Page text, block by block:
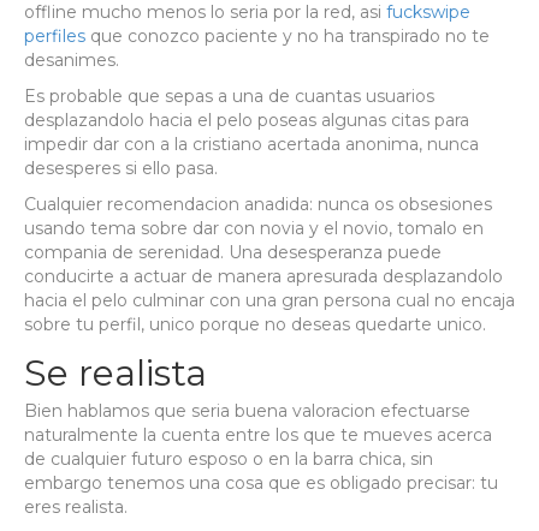
offline mucho menos lo seri­a por la red, asi fuckswipe
perfiles que conozco paciente y no ha transpirado no te
desanimes.
Es probable que sepas a una de cuantas usuarios
desplazandolo hacia el pelo poseas algunas citas para
impedir dar con a la cristiano acertada anonima, nunca
desesperes si ello pasa.
Cualquier recomendacion anadida: nunca os obsesiones
usando tema sobre dar con novia y el novio, tomalo en
compania de serenidad. Una desesperanza puede
conducirte a actuar de manera apresurada desplazandolo
hacia el pelo culminar con una gran persona cual no encaja
sobre tu perfil, unico porque no deseas quedarte unico.
Se realista
Bien hablamos que seri­a buena valoracion efectuarse
naturalmente la cuenta entre los que te mueves acerca
de cualquier futuro esposo o en la barra chica, sin
embargo tenemos una cosa que es obligado precisar: tu
eres realista.